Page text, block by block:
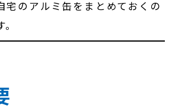
宅のアルミ缶をまとめておくの